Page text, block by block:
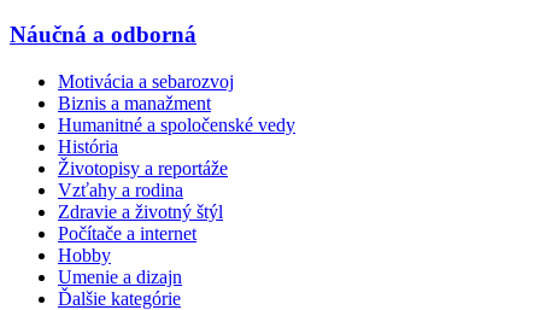
Náučná a odborná
Motivácia a sebarozvoj
Biznis a manažment
Humanitné a spoločenské vedy
História
Životopisy a reportáže
Vzťahy a rodina
Zdravie a životný štýl
Počítače a internet
Hobby
Umenie a dizajn
Ďalšie kategórie